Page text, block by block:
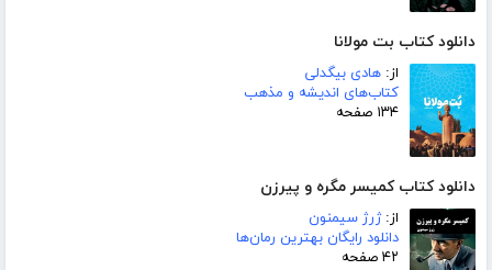
دانلود کتاب بت مولانا
از: هادی بیگدلی
کتاب‌های اندیشه و مذهب
۱۳۴ صفحه
دانلود کتاب کمیسر مگره و پیرزن
از:ژرژ سیمنون
دانلود رایگان بهترین رمان‌ها
۴۲ صفحه